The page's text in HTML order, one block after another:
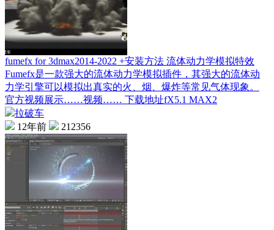
fumefx for 3dmax2014-2022 +安装方法 流体动力学模拟特效
Fumefx是一款强大的流体动力学模拟插件，其强大的流体动
力学引擎可以模拟出真实的火、烟、爆炸等常见气体现象。
官方视频展示……视频…… 下载地址fX5.1 MAX2
拉破车
12年前
212356